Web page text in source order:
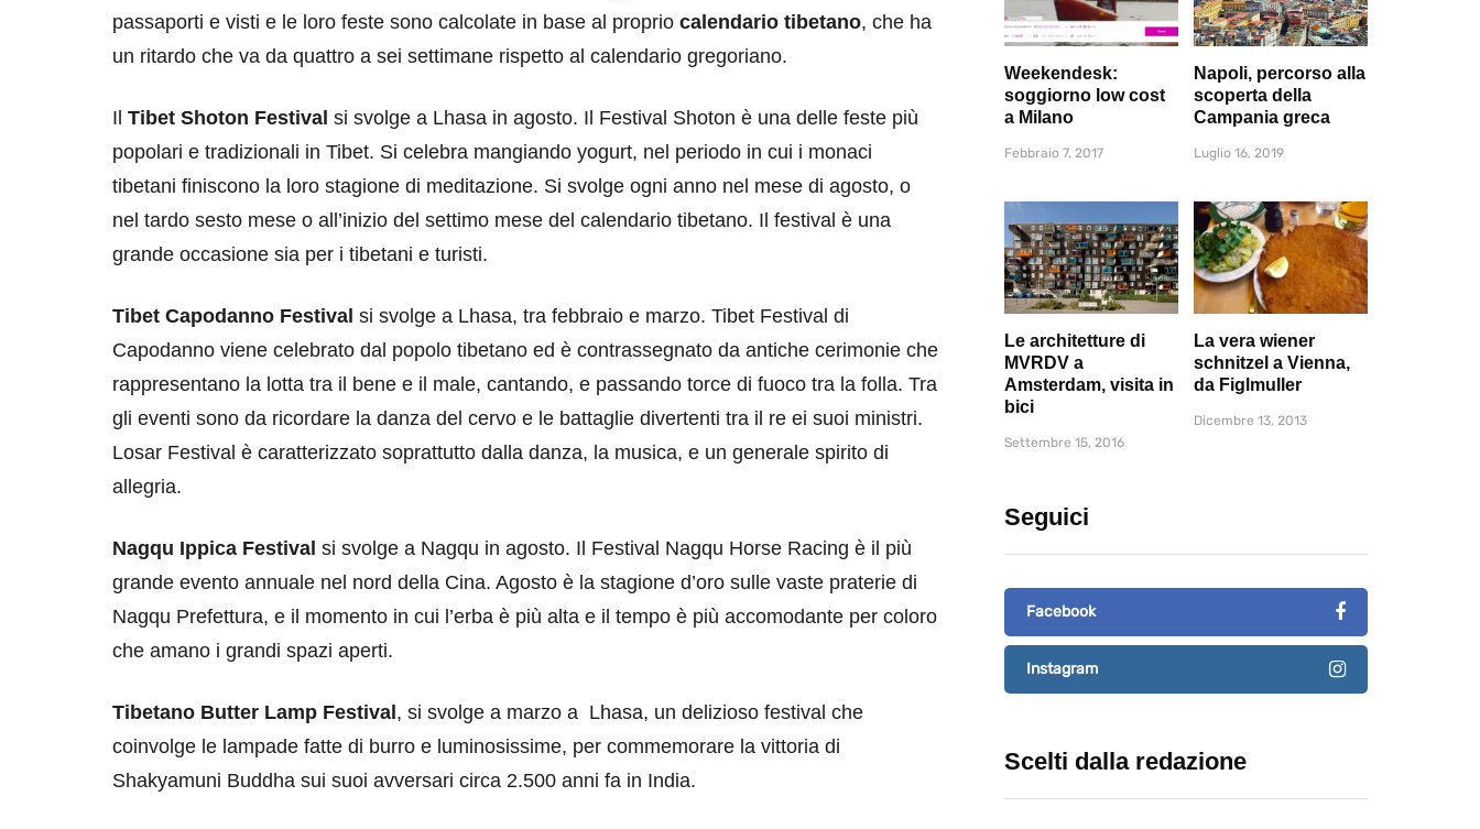
passaporti e visti e le loro feste sono calcolate in base al proprio calendario tibetano, che ha
un ritardo che va da quattro a sei settimane rispetto al calendario gregoriano.
Il Tibet Shoton Festival si svolge a Lhasa in agosto. Il Festival Shoton è una delle feste più
popolari e tradizionali in Tibet. Si celebra mangiando yogurt, nel periodo in cui i monaci
tibetani finiscono la loro stagione di meditazione. Si svolge ogni anno nel mese di agosto, o
nel tardo sesto mese o all’inizio del settimo mese del calendario tibetano. Il festival è una
grande occasione sia per i tibetani e turisti.
Tibet Capodanno Festival si svolge a Lhasa, tra febbraio e marzo. Tibet Festival di
Capodanno viene celebrato dal popolo tibetano ed è contrassegnato da antiche cerimonie che
rappresentano la lotta tra il bene e il male, cantando, e passando torce di fuoco tra la folla. Tra
gli eventi sono da ricordare la danza del cervo e le battaglie divertenti tra il re ei suoi ministri.
Losar Festival è caratterizzato soprattutto dalla danza, la musica, e un generale spirito di
allegria.
Nagqu Ippica Festival si svolge a Nagqu in agosto. Il Festival Nagqu Horse Racing è il più
grande evento annuale nel nord della Cina. Agosto è la stagione d’oro sulle vaste praterie di
Nagqu Prefettura, e il momento in cui l’erba è più alta e il tempo è più accomodante per coloro
che amano i grandi spazi aperti.
Tibetano Butter Lamp Festival, si svolge a marzo a Lhasa, un delizioso festival che
coinvolge le lampade fatte di burro e luminosissime, per commemorare la vittoria di
Shakyamuni Buddha sui suoi avversari circa 2.500 anni fa in India.
Weekendesk:
soggiorno low cost
a Milano
Febbraio 7, 2017
Napoli, percorso alla
scoperta della
Campania greca
Luglio 16, 2019
Le architetture di
MVRDV a
Amsterdam, visita in
bici
Settembre 15, 2016
La vera wiener
schnitzel a Vienna,
da Figlmuller
Dicembre 13, 2013
Seguici
Facebook
Instagram
Scelti dalla redazione